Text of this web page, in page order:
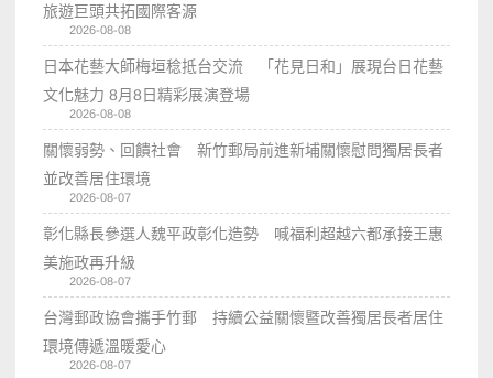
旅遊巨頭共拓國際客源
2026-08-08
日本花藝大師梅垣稔抵台交流 「花見日和」展現台日花藝
文化魅力 8月8日精彩展演登場
2026-08-08
關懷弱勢、回饋社會 新竹郵局前進新埔關懷慰問獨居長者
並改善居住環境
2026-08-07
彰化縣長參選人魏平政彰化造勢 喊福利超越六都承接王惠
美施政再升級
2026-08-07
台灣郵政協會攜手竹郵 持續公益關懷暨改善獨居長者居住
環境傳遞溫暖愛心
2026-08-07